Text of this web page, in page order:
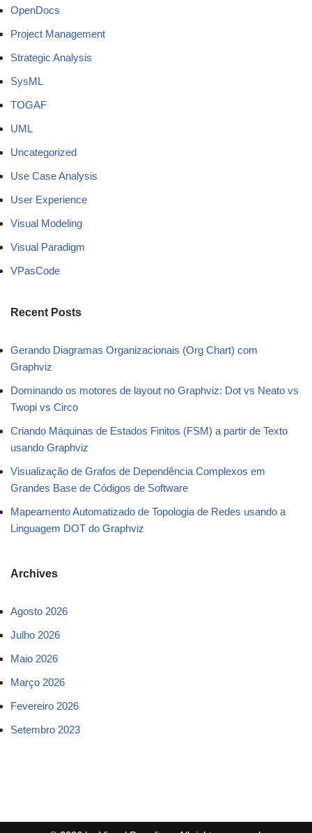
OpenDocs
Project Management
Strategic Analysis
SysML
TOGAF
UML
Uncategorized
Use Case Analysis
User Experience
Visual Modeling
Visual Paradigm
VPasCode
Recent Posts
Gerando Diagramas Organizacionais (Org Chart) com
Graphviz
Dominando os motores de layout no Graphviz: Dot vs Neato vs
Twopi vs Circo
Criando Máquinas de Estados Finitos (FSM) a partir de Texto
usando Graphviz
Visualização de Grafos de Dependência Complexos em
Grandes Base de Códigos de Software
Mapeamento Automatizado de Topologia de Redes usando a
Linguagem DOT do Graphviz
Archives
Agosto 2026
Julho 2026
Maio 2026
Março 2026
Fevereiro 2026
Setembro 2023